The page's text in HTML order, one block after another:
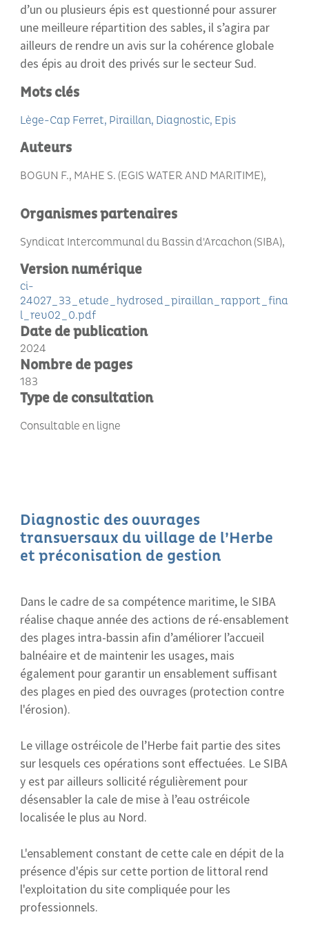
d’un ou plusieurs épis est questionné pour assurer
une meilleure répartition des sables, il s’agira par
ailleurs de rendre un avis sur la cohérence globale
des épis au droit des privés sur le secteur Sud.
Mots clés
Lège-Cap Ferret Piraillan Diagnostic Epis
Auteurs
BOGUN F., MAHE S. (EGIS WATER AND MARITIME)
Organismes partenaires
Syndicat Intercommunal du Bassin d'Arcachon (SIBA)
Version numérique
ci-
24027_33_etude_hydrosed_piraillan_rapport_fina
l_rev02_0.pdf
Date de publication
2024
Nombre de pages
183
Type de consultation
Consultable en ligne
Diagnostic des ouvrages
transversaux du village de l’Herbe
et préconisation de gestion
Dans le cadre de sa compétence maritime, le SIBA
réalise chaque année des actions de ré-ensablement
des plages intra-bassin afin d’améliorer l’accueil
balnéaire et de maintenir les usages, mais
également pour garantir un ensablement suffisant
des plages en pied des ouvrages (protection contre
l'érosion).
Le village ostréicole de l’Herbe fait partie des sites
sur lesquels ces opérations sont effectuées. Le SIBA
y est par ailleurs sollicité régulièrement pour
désensabler la cale de mise à l’eau ostréicole
localisée le plus au Nord.
L'ensablement constant de cette cale en dépit de la
présence d'épis sur cette portion de littoral rend
l'exploitation du site compliquée pour les
professionnels.